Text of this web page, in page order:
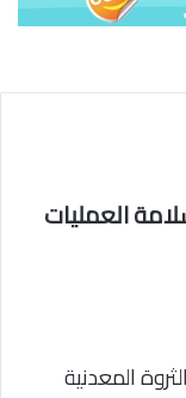
العمليات
المعدنية